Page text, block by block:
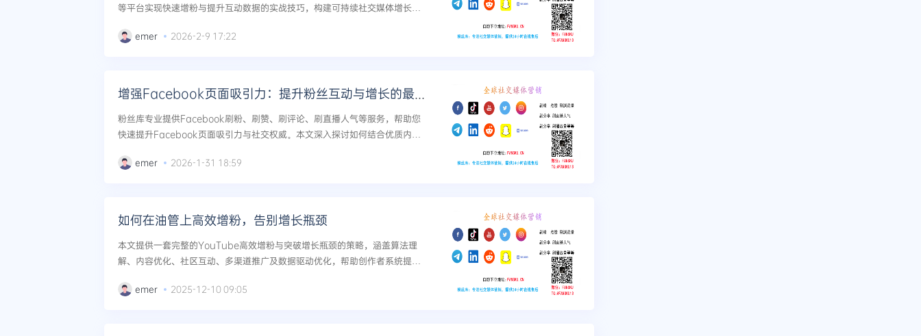
等平台实现快速增粉与提升互动数据的实战技巧，构建可持续社交媒体增长体
emer 2026-2-9 17:22
增强Facebook页面吸引力：提升粉丝互动与增长的最佳策略
粉丝库专业提供Facebook刷粉、刷赞、刷评论、刷直播人气等服务，帮助您
快速提升Facebook页面吸引力与社交权威。本文深入探讨如何结合优质内容
emer 2026-1-31 18:59
如何在油管上高效增粉，告别增长瓶颈
本文提供一套完整的YouTube高效增粉与突破增长瓶颈的策略，涵盖算法理
解、内容优化、社区互动、多渠道推广及数据驱动优化，帮助创作者系统提升
emer 2025-12-10 09:05